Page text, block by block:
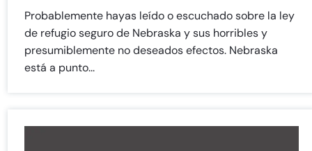
Probablemente hayas leído o escuchado sobre la ley
de refugio seguro de Nebraska y sus horribles y
presumiblemente no deseados efectos. Nebraska
está a punto...